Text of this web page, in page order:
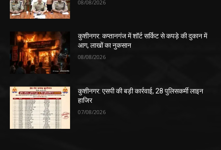
08/08/2026
कुशीनगर: कप्तानगंज में शॉर्ट सर्किट से कपड़े की दुकान में
आग, लाखों का नुकसान
08/08/2026
कुशीनगर: एसपी की बड़ी कार्रवाई, 28 पुलिसकर्मी लाइन
हाजिर
07/08/2026